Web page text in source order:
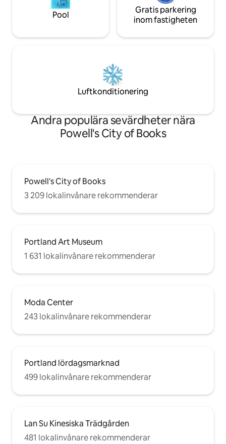
Pool
Gratis parkering
inom fastigheten
Luftkonditionering
Andra populära sevärdheter nära
Powell's City of Books
Powell's City of Books
3 209 lokalinvånare rekommenderar
Portland Art Museum
1 631 lokalinvånare rekommenderar
Moda Center
243 lokalinvånare rekommenderar
Portland lördagsmarknad
499 lokalinvånare rekommenderar
Lan Su Kinesiska Trädgården
481 lokalinvånare rekommenderar